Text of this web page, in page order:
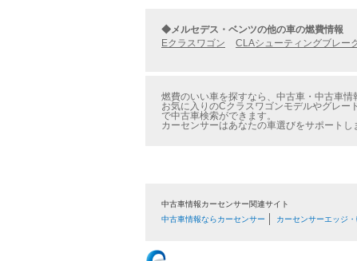
◆メルセデス・ベンツの他の車の燃費情報
Eクラスワゴン
CLAシューティングブレー
燃費のいい車を探すなら、中古車・中古車
お気に入りのCクラスワゴンモデルやグレ
で中古車検索ができます。
カーセンサーはあなたの車選びをサポートし
中古車情報カーセンサー関連サイト
中古車情報ならカーセンサー
カーセンサーエッジ